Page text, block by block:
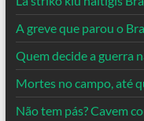
A greve que parou o
Quem decide a guerra
Mortes no campo, até
Não tem pás? Cavem